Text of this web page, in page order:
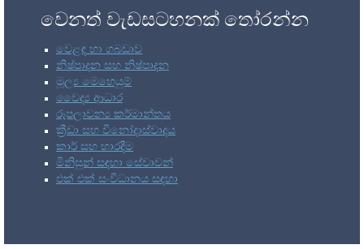
වෙනත් වැඩසටහනක් තෝරන්න
වෙළඳ හා ගබඩාව
නිෂ්පාදන සහ නිෂ්පාදන
මූල්‍ය මෙහෙයුම්
වෛද්‍ය ආධාර
රූපලාවන්‍ය කර්මාන්තය
ක්‍රීඩා සහ විනෝදාස්වාදය
කාර් සහ භාරදීම
මිනිසුන් සඳහා සේවාවන්
එක් එක් සංවිධානය සඳහා